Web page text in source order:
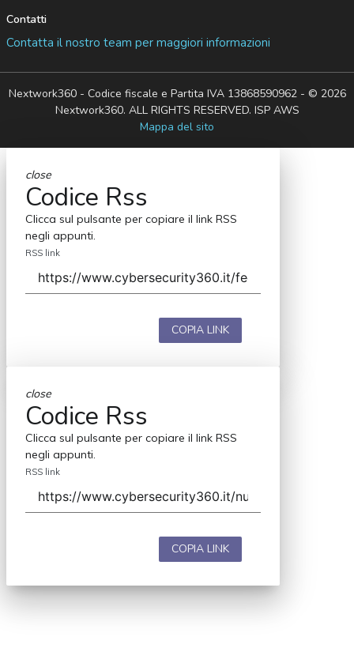
Contatti
Contatta il nostro team per maggiori informazioni
Nextwork360 - Codice fiscale e Partita IVA 13868590962 - © 2026
Nextwork360. ALL RIGHTS RESERVED. ISP AWS
Mappa del sito
close
Codice Rss
Clicca sul pulsante per copiare il link RSS
negli appunti.
RSS link
COPIA LINK
close
Codice Rss
Clicca sul pulsante per copiare il link RSS
negli appunti.
RSS link
COPIA LINK